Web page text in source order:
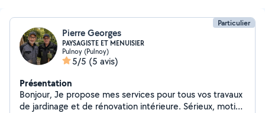
Particulier
Pierre Georges
PAYSAGISTE ET MENUISIER
Pulnoy (Pulnoy)
5/5 (5 avis)
Présentation
Bonjour, Je propose mes services pour tous vos travaux
de jardinage et de rénovation intérieure. Sérieux, motivé